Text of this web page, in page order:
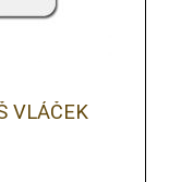
VLÁČEK